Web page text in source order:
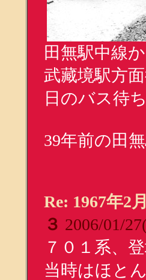
田無駅中線
武藏境駅方
日のバス待
39年前の田
Re: 1967年2
３ 2006/01/
７０１系、
当時はほと